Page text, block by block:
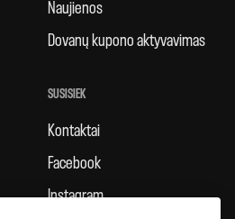
Naujienos
Dovanų kupono aktyvavimas
SUSISIEK
Kontaktai
Facebook
Instagram